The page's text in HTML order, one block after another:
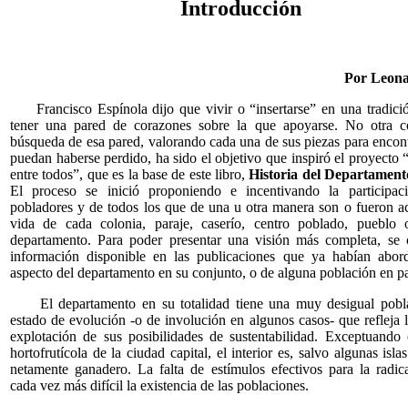
Por
Francisco Espínola dijo que vivir o “insertarse” en una
tener una pared de corazones sobre la que apoyarse. No otra
búsqueda de esa pared, valorando cada una de sus piezas para
puedan haberse perdido, ha sido el objetivo que inspiró el proyecto
entre todos”, que es la base de este libro,Historia del
El proceso se inició proponiendo e incentivando la
pobladores y de todos los que de una u otra manera son o fueron
vida de cada colonia, paraje, caserío, centro poblado,
departamento. Para poder presentar una visión más completa, se
información disponible en las publicaciones que ya habían
aspecto del departamento en su conjunto, o de alguna población en
El departamento en su totalidad tiene una muy desigual
estado de evolución -o de involución en algunos casos- que refleja
explotación de sus posibilidades de sustentabilidad.
hortofrutícola de la ciudad capital, el interior es, salvo algunas
netamente ganadero. La falta de estímulos efectivos para la
cada vez más difícil la existencia de las poblaciones.